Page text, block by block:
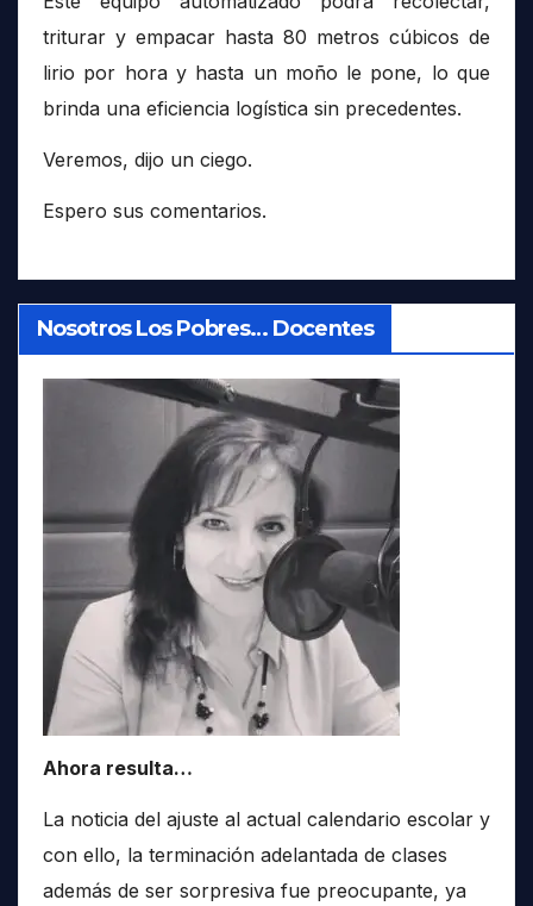
triturar y empacar hasta 80 metros cúbicos de
lirio por hora y hasta un moño le pone, lo que
brinda una eficiencia logística sin precedentes.
Veremos, dijo un ciego.
Espero sus comentarios.
Nosotros Los Pobres… Docentes
Ahora resulta…
La noticia del ajuste al actual calendario escolar y
con ello, la terminación adelantada de clases
además de ser sorpresiva fue preocupante, ya